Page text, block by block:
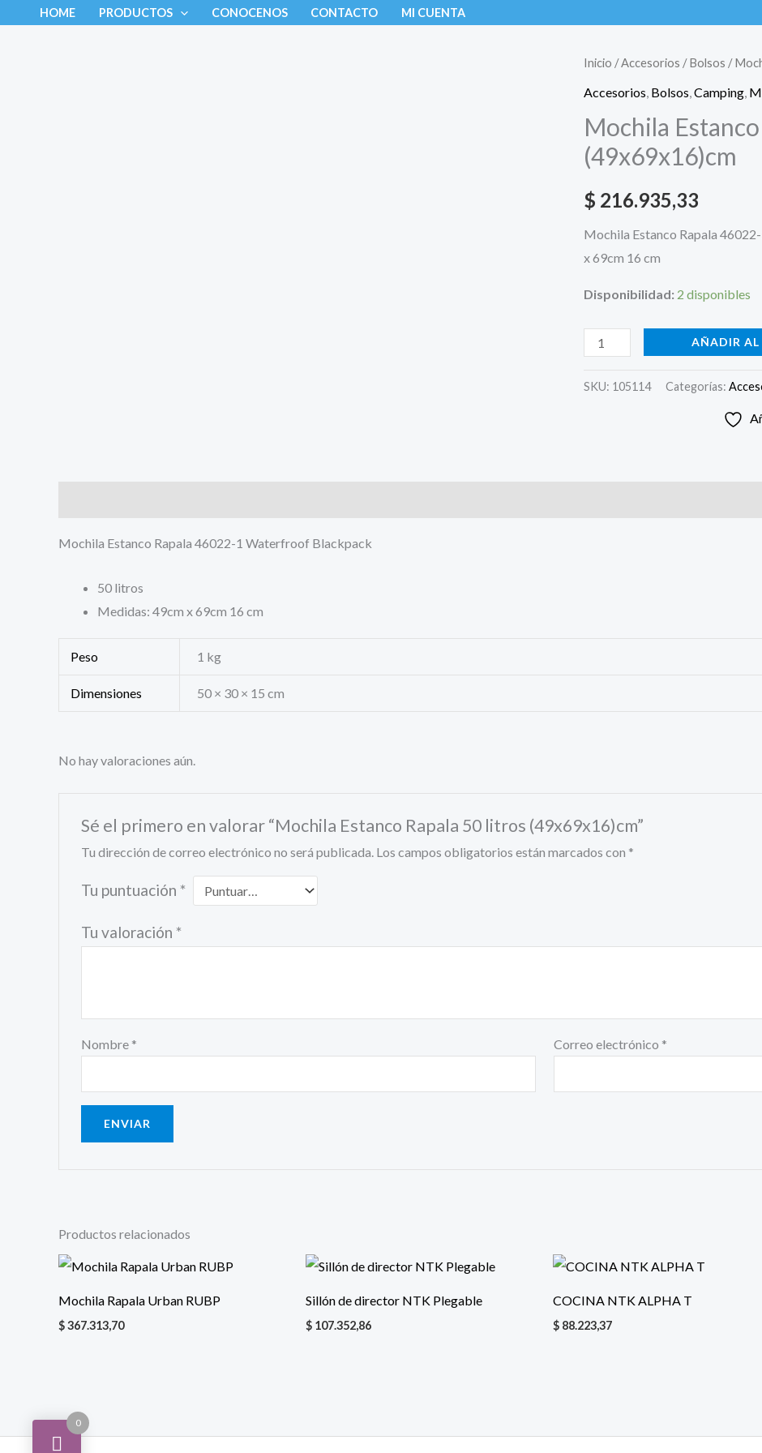
HOME PRODUCTOS CONOCENOS CONTACTO MI CUENTA
Inicio /Accesorios /Bolsos /
Accesorios Bolsos Camping
Mochila
(49x69x16)cm
$ 216.935,33
Mochila Estanco Rapala
x 69cm 16 cm
Disponibilidad: 2 disponibles
Mochila
Estanco
50
litros
cantidad
AÑADIR AL
SKU: 105114 Categorías:
Mochila Estanco Rapala 46022-1 Waterfroof Blackpack
50 litros
Medidas: 49cm x 69cm 16 cm
Peso 1 kg
Dimensiones 50 × 30 × 15 cm
No hay valoraciones aún.
Sé el primero en valorar “Mochila Estanco Rapala 50 litros (49x69x16)cm”
Tu dirección de correo electrónico no será publicada. Los campos obligatorios están marcados con *
Tu puntuación *
Tu valoración *
Nombre * Correo electrónico *
Productos relacionados
Mochila Rapala Urban RUBP
$367.313,70
Sillón de director NTK Plegable
$ 107.352,86
COCINA NTK ALPHA T
$ 88.223,37
0